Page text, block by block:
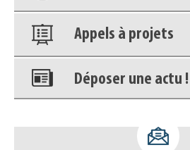
Appels à projets
Déposer une actu !
déconnecter)